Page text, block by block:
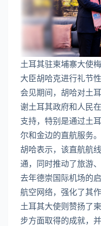
土耳其驻柬埔寨大使
大臣胡哈克进行礼节
会见期间，胡哈对土
谢土耳其政府和人民
支持，特别是通过土
尔和金边的直航服务。
胡哈表示，该直航航
通，同时推动了旅游
去年德崇国际机场的
航空网络，强化了其
土耳其大使则赞扬了
步方面取得的成就，